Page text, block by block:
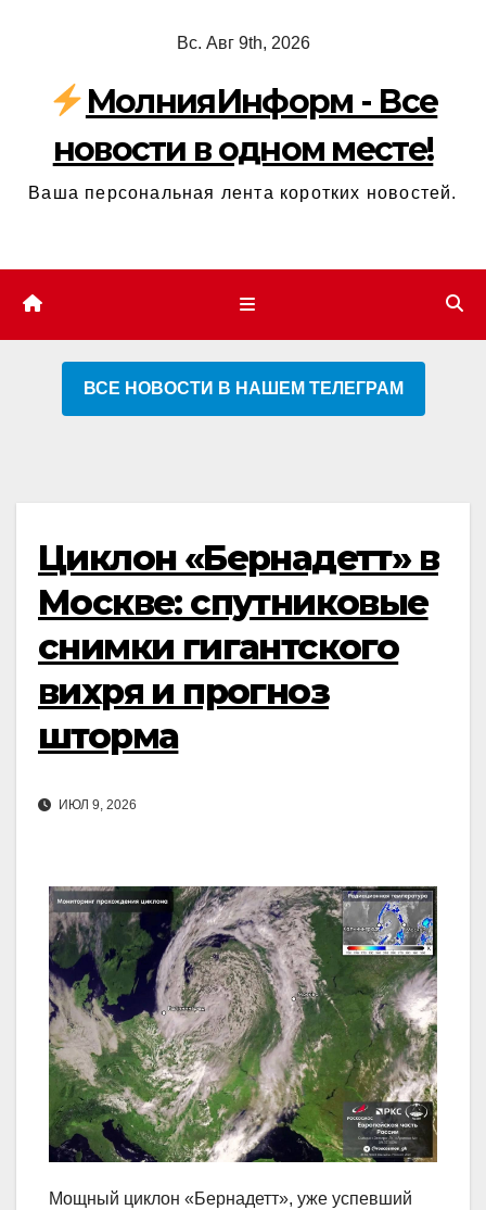
содержимому
Вс. Авг 9th, 2026
МолнияИнформ - Все
новости в одном месте!
Ваша персональная лента коротких новостей.
ВСЕ НОВОСТИ В НАШЕМ ТЕЛЕГРАМ
Циклон «Бернадетт» в
Москве: спутниковые
снимки гигантского
вихря и прогноз
шторма
ИЮЛ 9, 2026
Мощный циклон «Бернадетт», уже успевший